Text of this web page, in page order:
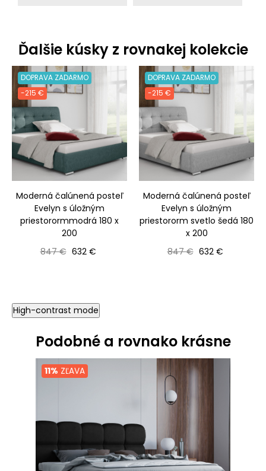
Ďalšie kúsky z rovnakej kolekcie
DOPRAVA ZADARMO
-215 €
Moderná čalúnená posteľ
Evelyn s úložným
priestorormmodrá 180 x
200
Bežná cena
847 € Cena
632 €
DOPRAVA ZADARMO
-215 €
Moderná čalúnená posteľ
Evelyn s úložným
priestororm svetlo šedá 180
x 200
Bežná cena
847 € Cena
632 €
High-contrast mode
Podobné a rovnako krásne
11% ZĽAVA